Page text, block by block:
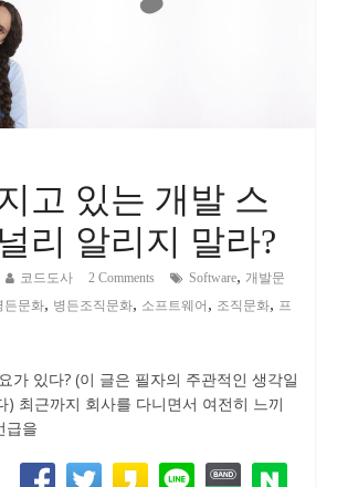
고 있는 개발 스
리 알리지 말라?
코드도사 2 Comments Software, 개발문
든문화, 병든조직문화, 소프트웨어 , 조직문화, 프
가 있다? (이 글은 필자의 주관적인 생각일
) 최근까지 회사를 다니면서 여전히 느끼
급을